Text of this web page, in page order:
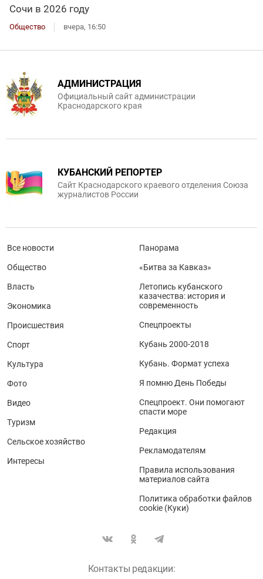
Сочи в 2026 году
Общество вчера, 16:50
АДМИНИСТРАЦИЯ
Официальный сайт администрации
Краснодарского края
КУБАНСКИЙ РЕПОРТЕР
Сайт Краснодарского краевого отделения Союза
журналистов России
Все новости
Общество
Власть
Экономика
Происшествия
Спорт
Культура
Фото
Видео
Туризм
Сельское хозяйство
Интересы
Панорама
«Битва за Кавказ»
Летопись кубанского
казачества: история и
современность
Спецпроекты
Кубань 2000-2018
Кубань. Формат успеха
Я помню День Победы
Спецпроект. Они помогают
спасти море
Редакция
Рекламодателям
Правила использования
материалов сайта
Политика обработки файлов
cookie (Куки)
Контакты редакции: